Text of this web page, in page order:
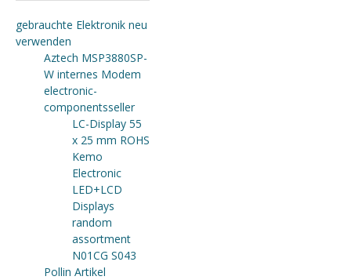
gebrauchte Elektronik neu
verwenden
Aztech MSP3880SP-
W internes Modem
electronic-
componentsseller
LC-Display 55
x 25 mm ROHS
Kemo
Electronic
LED+LCD
Displays
random
assortment
N01CG S043
Pollin Artikel